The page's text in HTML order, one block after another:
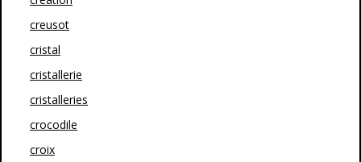
creusot
cristal
cristallerie
cristalleries
crocodile
croix